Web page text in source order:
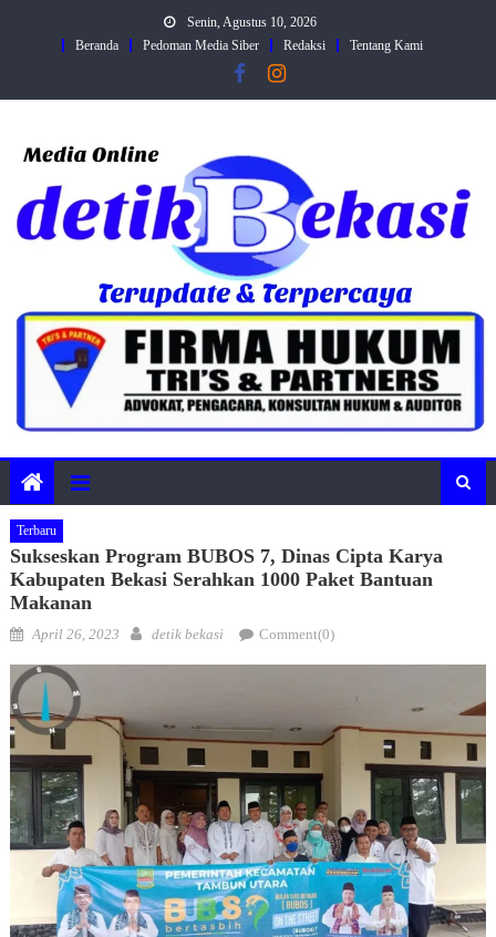
Senin, Agustus 10, 2026
Beranda
Pedoman Media Siber Redaksi Tentang Kami
Terbaru
Sukseskan Program BUBOS 7, Dinas Cipta Karya
Kabupaten Bekasi Serahkan 1000 Paket Bantuan
Makanan
Posted
April 26, 2023 Author
detik bekasi Comment(0)